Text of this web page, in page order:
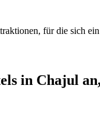
für die sich
in Chajul